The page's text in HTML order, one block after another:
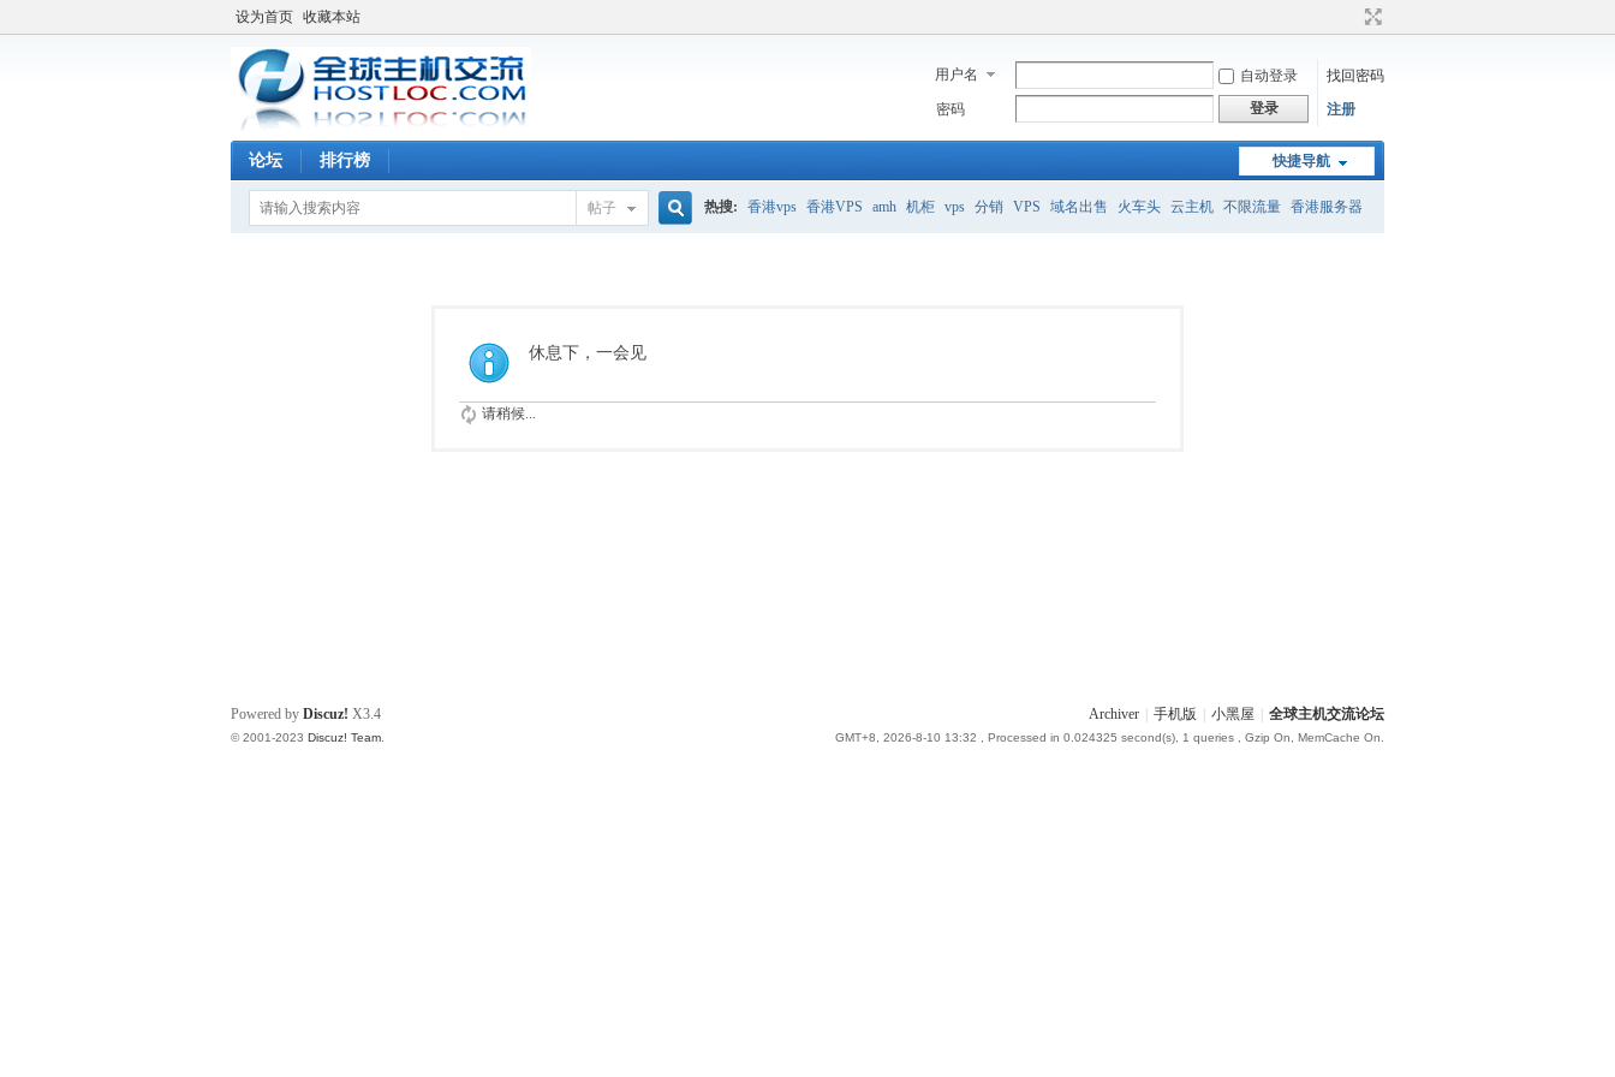
设为首页 收藏本站
用户名 自动登录
找回密码
密码
登录 注册
快捷导航
论坛 排行榜
帖子 热搜: 香港vps 香港VPS amh 机柜 vps 分销 VPS 域名出售 火车头 云主机 不限流量 香港服务器
休息下，一会见
请稍候...
Archiver 手机版 小黑屋 全球主机交流论坛
GMT+8, 2026-8-10 13:32 , Processed in 0.024325 second(s), 1 queries , Gzip On, MemCache On.
Powered by Discuz! X3.4
© 2001-2023 Discuz! Team